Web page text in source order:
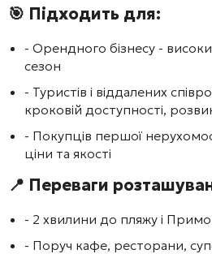
🎯 Підходить для:
- Орендного бізнесу -
сезон
- Туристів і віддалених
кроковій доступності,
- Покупців першої
ціни та якості
📍 Переваги
- 2 хвилини до пляжу і
- Поруч кафе, ресторани,